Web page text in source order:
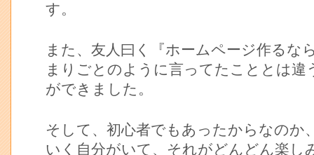
す。
また、友人曰く『ホームページ作るな
まりごとのように言ってたこととは違
ができました。
そして、初心者でもあったからなのか
いく自分がいて、それがどんどん楽し